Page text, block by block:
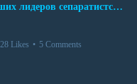
Дело бывших лидеров сепаратистского режима в Карабахе
28 Likes • 5 Comments